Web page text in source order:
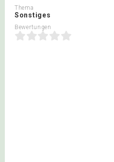
Thema
Sonstiges
Bewertungen